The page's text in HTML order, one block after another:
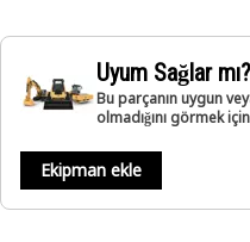
Uyum Sağlar mı?
Bu parçanın uygun
olmadığını görmek
Ekipman ekle